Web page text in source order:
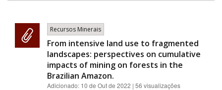
Recursos Minerais
From intensive land use to fragmented
landscapes: perspectives on cumulative
impacts of mining on forests in the
Brazilian Amazon.
Adicionado: 10 de Out de 2022 | 56 visualizações